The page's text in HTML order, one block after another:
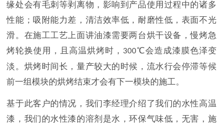
缘处会有毛刺等剥离物，影响到产品使用过程中的诸多
性能；吸附能力差，清洁效率低，耐磨性低，表面不光
滑。在施工工艺上面讲油漆需要两台烘干设备，慢烤急
烤轮换使用，且高温烘烤时， 300℃会造成漆膜色泽变
淡。烘烤时间长，量产较大的时候，流水行会停滞等候
前一组模块的烘烤结束才会有下一模块的施工。
基于此客户的情况，我们李经理介绍了我们的水性高温
漆，我们的水性漆的溶剂是水，环保气味低，无害，施